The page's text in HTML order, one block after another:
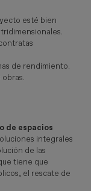
esté bien
de rendimiento.
de espacios
integrales
de las
tiene que
el rescate de